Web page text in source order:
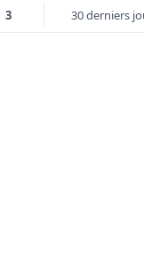
3 30 derniers